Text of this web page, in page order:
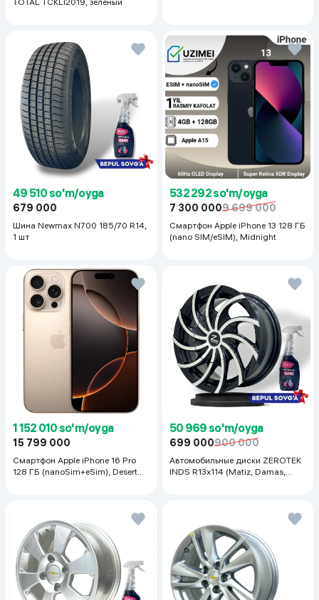
49 510 so'm/oyga
679 000
Шина Newmax N700 185/70 R14,
1 шт
532 292 so'm/oyga
7 300 0009 699 000
Смартфон Apple iPhone 13 128 ГБ
(nano SIM/eSIM), Midnight
1 152 010 so'm/oyga
15 799 000
Смартфон Apple iPhone 16 Pro
128 ГБ (nanoSim+eSim), Desert
50 969 so'm/oyga
699 000900 000
Автомобильные диски ZEROTEK
INDS R13x114 (Matiz, Damas,